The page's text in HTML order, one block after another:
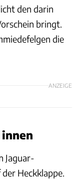
den darin
bringt.
die
ANZEIGE
Jaguar-
Heckklappe.